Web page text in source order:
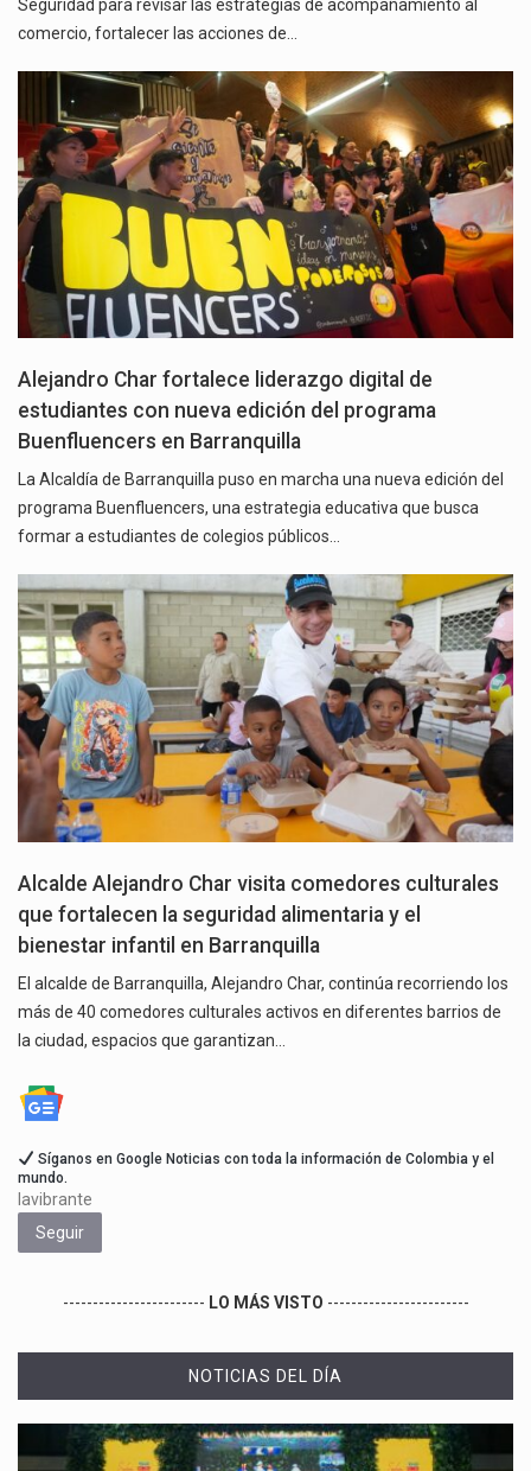
Seguridad para revisar las estrategias de acompañamiento al
comercio, fortalecer las acciones de…
Alejandro Char fortalece liderazgo digital de
estudiantes con nueva edición del programa
Buenfluencers en Barranquilla
La Alcaldía de Barranquilla puso en marcha una nueva edición del
programa Buenfluencers, una estrategia educativa que busca
formar a estudiantes de colegios públicos…
Alcalde Alejandro Char visita comedores culturales
que fortalecen la seguridad alimentaria y el
bienestar infantil en Barranquilla
El alcalde de Barranquilla, Alejandro Char, continúa recorriendo los
más de 40 comedores culturales activos en diferentes barrios de
la ciudad, espacios que garantizan…
Síganos en Google Noticias con toda la información de Colombia y el
mundo.
lavibrante
Seguir
------------------------ LO MÁS VISTO ------------------------
NOTICIAS DEL DÍA